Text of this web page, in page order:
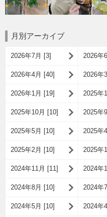
月別アーカイブ
2026年7月 [3] 2026年
2026年4月 [40] 2026年
2026年1月 [19] 2025年
2025年10月 [10] 2025年
2025年5月 [10] 2025年
2025年2月 [10] 2025年
2024年11月 [11] 2024年
2024年8月 [10] 2024年
2024年5月 [10] 2024年